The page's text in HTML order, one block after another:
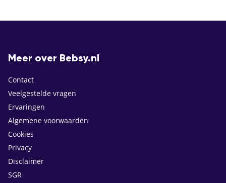
Meer over Bebsy.nl
Contact
Veelgestelde vragen
Ervaringen
Algemene voorwaarden
Cookies
Privacy
Disclaimer
SGR